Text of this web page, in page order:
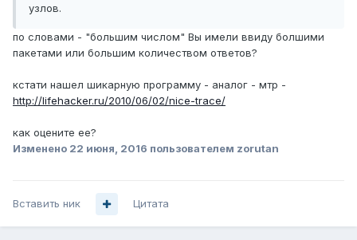
узлов.
по словами - "большим числом" Вы имели ввиду болшими
пакетами или большим количеством ответов?
кстати нашел шикарную программу - аналог - мтр -
http://lifehacker.ru/2010/06/02/nice-trace/
как оцените ее?
Изменено 22 июня, 2016 пользователем zorutan
Вставить ник Цитата